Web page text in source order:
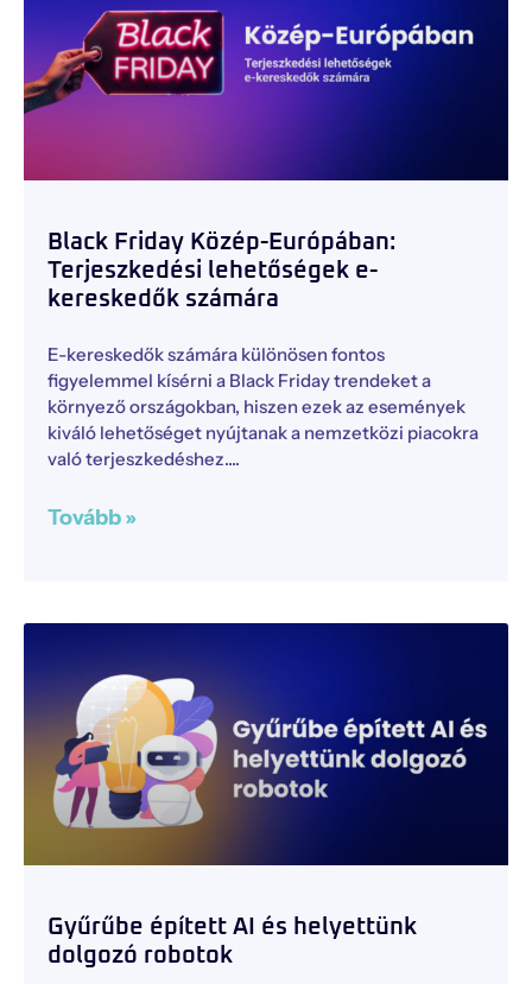
Black Friday Közép-Európában:
Terjeszkedési lehetőségek e-
kereskedők számára
E-kereskedők számára különösen fontos
figyelemmel kísérni a Black Friday trendeket a
környező országokban, hiszen ezek az események
kiváló lehetőséget nyújtanak a nemzetközi piacokra
való terjeszkedéshez.
Tovább »
Gyűrűbe épített AI és helyettünk
dolgozó robotok